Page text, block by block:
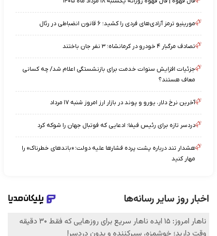
مورینیو ترمز آزادی‌های فردی را کشید؛ ۶ قانون انضباطی در رئال
تصادف مرگبار ۴ خودرو در کرمانشاه؛ ۳ نفر جان باختند
جزئیات افزایش سنوات خدمت برای بازنشستگی اعلام شد/ چه کسانی
معاف هستند؟
آخرین نرخ دلار، یورو و پوند در بازار ارز امروز شنبه ۱۷ مرداد
دردسر تازه برای رئیس فیفا؛ ادعایی که فوتبال جهان را شوکه کرد
هشدار تند درباره پشت پرده فشارها علیه دولت؛ «باندهای خطرناک» را
مهار کنید